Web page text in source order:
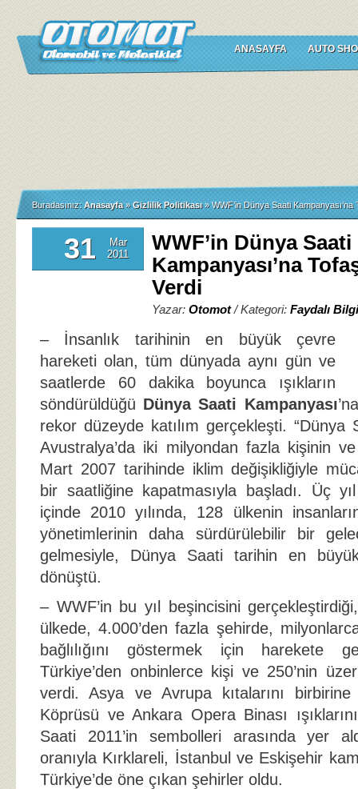
ANASAYFA AUTO
Buradasınız: Anasayfa » Gizlilik Politikası » WWF’in Dünya Saati Kampanyası’na
31
Mar
2011
WWF’in Dünya Saati
Kampanyası’na
Verdi
Yazar: Otomot/ Kategori: Faydalı
– İnsanlık tarihinin en büyük çevre
hareketi olan, tüm dünyada aynı gün ve
saatlerde 60 dakika boyunca ışıkların
söndürüldüğü Dünya Saati Kampanyası
rekor düzeyde katılım gerçekleşti. “Dünya
Avustralya’da iki milyondan fazla kişinin
Mart 2007 tarihinde iklim değişikliğiyle
bir saatliğine kapatmasıyla başladı. Üç
içinde 2010 yılında, 128 ülkenin
yönetimlerinin daha sürdürülebilir bir
gelmesiyle, Dünya Saati tarihin en
dönüştü.
– WWF’in bu yıl beşincisini
ülkede, 4.000’den fazla şehirde,
bağlılığını göstermek için harekete
Türkiye’den onbinlerce kişi ve 250’nin
verdi. Asya ve Avrupa kıtalarını
Köprüsü ve Ankara Opera Binası
Saati 2011’in sembolleri arasında yer
oranıyla Kırklareli, İstanbul ve Eskişehir
Türkiye’de öne çıkan şehirler oldu.